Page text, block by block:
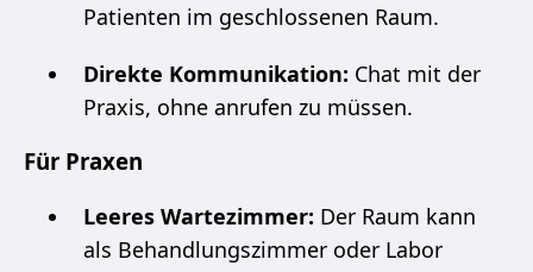
Patienten im geschlossenen Raum.
Direkte Kommunikation: Chat mit der
Praxis, ohne anrufen zu müssen.
Für Praxen
Leeres Wartezimmer: Der Raum kann
als Behandlungszimmer oder Labor